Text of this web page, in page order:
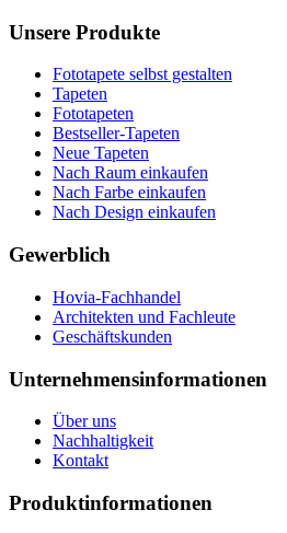
Unsere Produkte
Fototapete selbst gestalten
Tapeten
Fototapeten
Bestseller-Tapeten
Neue Tapeten
Nach Raum einkaufen
Nach Farbe einkaufen
Nach Design einkaufen
Gewerblich
Hovia-Fachhandel
Architekten und Fachleute
Geschäftskunden
Unternehmensinformationen
Über uns
Nachhaltigkeit
Kontakt
Produktinformationen